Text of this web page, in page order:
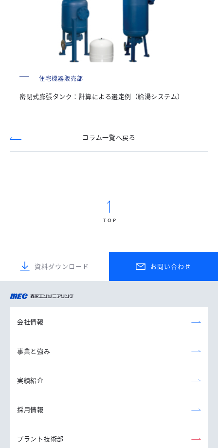
住宅機器販売部
密閉式膨張タンク：計算による選定例（給湯システム）
コラム一覧へ戻る
TOP
資料ダウンロード お問い合わせ
森永エンジニアリング
株式会社
会社情報
事業と強み
実績紹介
採用情報
プラント技術部